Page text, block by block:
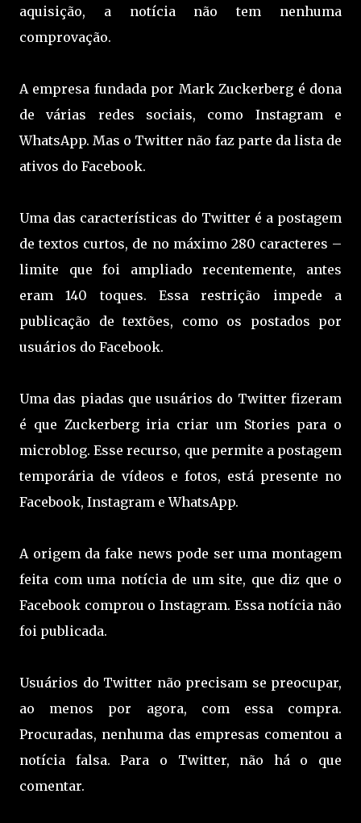
aquisição, a notícia não tem nenhuma
comprovação.
A empresa fundada por Mark Zuckerberg é dona
de várias redes sociais, como Instagram e
WhatsApp. Mas o Twitter não faz parte da lista de
ativos do Facebook.
Uma das características do Twitter é a postagem
de textos curtos, de no máximo 280 caracteres –
limite que foi ampliado recentemente, antes
eram 140 toques. Essa restrição impede a
publicação de textões, como os postados por
usuários do Facebook.
Uma das piadas que usuários do Twitter fizeram
é que Zuckerberg iria criar um Stories para o
microblog. Esse recurso, que permite a postagem
temporária de vídeos e fotos, está presente no
Facebook, Instagram e WhatsApp.
A origem da fake news pode ser uma montagem
feita com uma notícia de um site, que diz que o
Facebook comprou o Instagram. Essa notícia não
foi publicada.
Usuários do Twitter não precisam se preocupar,
ao menos por agora, com essa compra.
Procuradas, nenhuma das empresas comentou a
notícia falsa. Para o Twitter, não há o que
comentar.